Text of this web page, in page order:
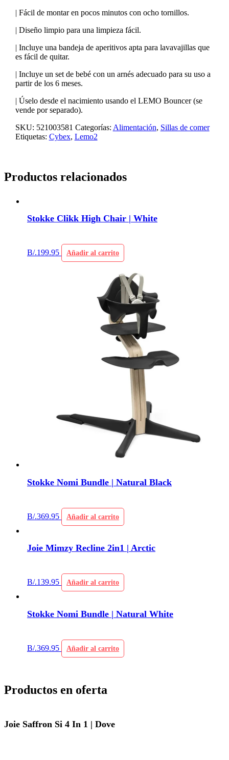
| Fácil de montar en pocos minutos con ocho tornillos.
| Diseño limpio para una limpieza fácil.
| Incluye una bandeja de aperitivos apta para lavavajillas que
es fácil de quitar.
| Incluye un set de bebé con un arnés adecuado para su uso a
partir de los 6 meses.
| Úselo desde el nacimiento usando el LEMO Bouncer (se
vende por separado).
SKU: 521003581 Categorías: Alimentación, Sillas de comer
Etiquetas: Cybex, Lemo2
Productos relacionados
Stokke Clikk High Chair | White
B/.199.95 Añadir al carrito
Stokke Nomi Bundle | Natural Black
B/.369.95 Añadir al carrito
Joie Mimzy Recline 2in1 | Arctic
B/.139.95 Añadir al carrito
Stokke Nomi Bundle | Natural White
B/.369.95 Añadir al carrito
Productos en oferta
Joie Saffron Si 4 In 1 | Dove